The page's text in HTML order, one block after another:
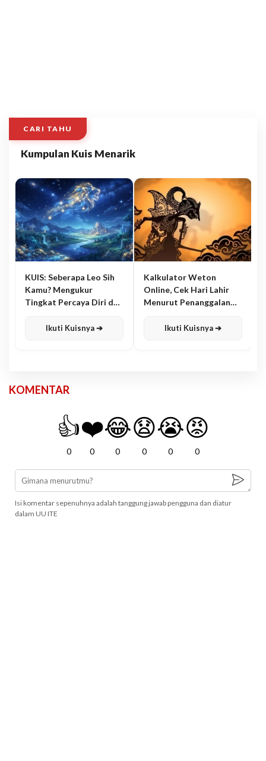
CARI TAHU
Kumpulan Kuis Menarik
KUIS: Seberapa Leo Sih
Kamu? Mengukur
Tingkat Percaya Diri dan
Ikuti Kuisnya ➔
Kalkulator Weton
Online, Cek Hari Lahir
Menurut Penanggalan
Ikuti Kuisnya ➔
KOMENTAR
👍
0
❤️
0
😂
0
😧
0
😭
0
😡
0
Isi komentar sepenuhnya adalah tanggung jawab pengguna dan diatur
dalam UU ITE